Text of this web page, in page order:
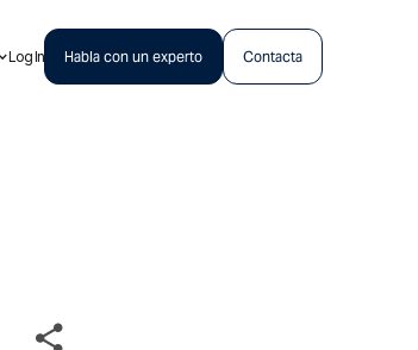
Log In Habla con un experto Contacta